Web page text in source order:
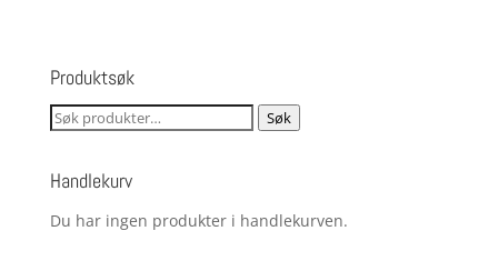
Produktsøk
Søk
Søk
Handlekurv
Du har ingen produkter i handlekurven.